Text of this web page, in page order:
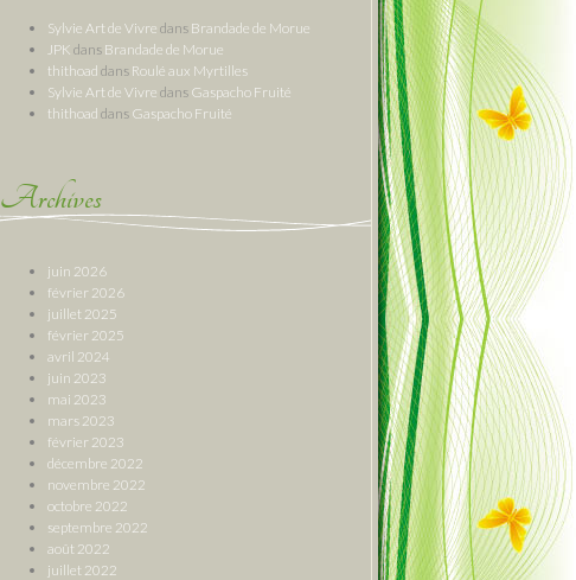
Sylvie Art de Vivre dans Brandade de Morue
JPK dans Brandade de Morue
thithoad dans Roulé aux Myrtilles
Sylvie Art de Vivre dans Gaspacho Fruité
thithoad dans Gaspacho Fruité
Archives
juin 2026
février 2026
juillet 2025
février 2025
avril 2024
juin 2023
mai 2023
mars 2023
février 2023
décembre 2022
novembre 2022
octobre 2022
septembre 2022
août 2022
juillet 2022